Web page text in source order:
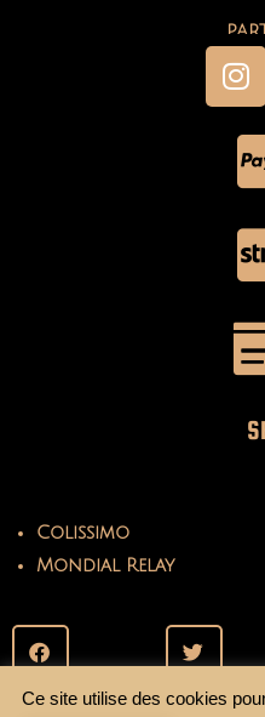
Colissimo
Mondial Relay
Ce site utilise des cookies